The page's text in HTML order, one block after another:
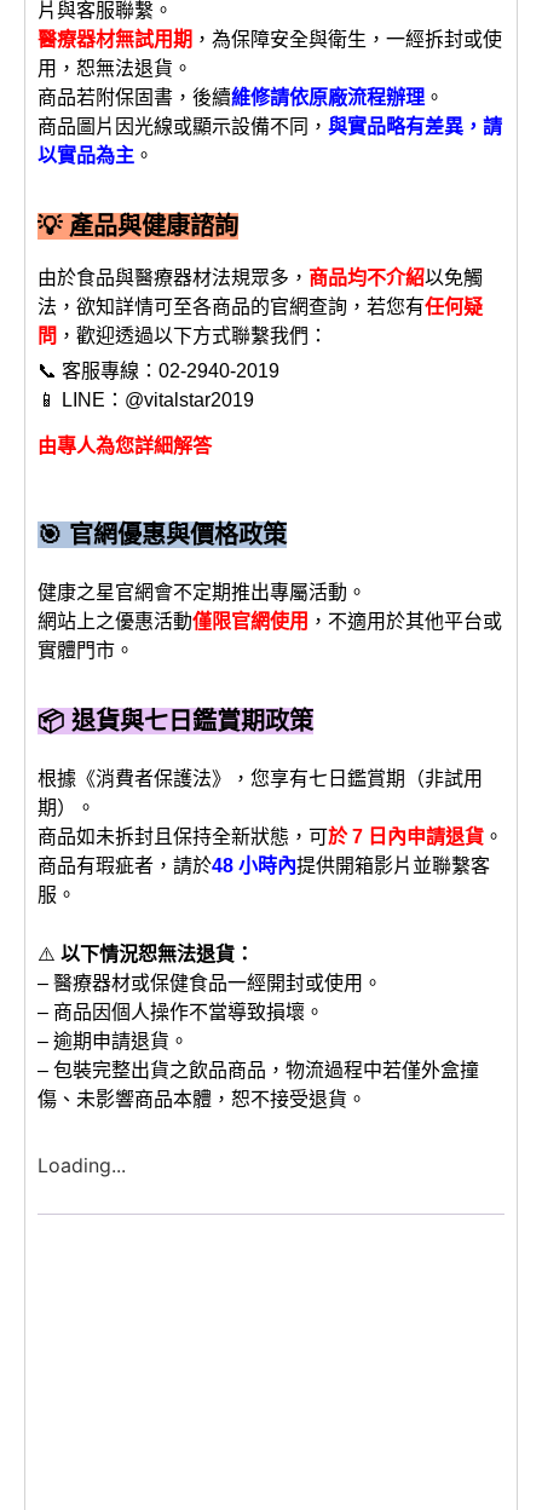
片與客服聯繫。
醫療器材無試用期 ，為保障安全與衛生，一經拆封或使
用，恕無法退貨。
商品若附保固書，後續維修請依原廠流程辦理 。
商品圖片因光線或顯示設備不同， 與實品略有差異，請
以實品為主 。
💡 產品與健康諮詢
由於食品與醫療器材法規眾多， 商品均不介紹以免觸
法，欲知詳情可至各商品的官網查詢，若您有任何疑
問 ，歡迎透過以下方式聯繫我們：
📞 客服專線：02-2940-2019
📱 LINE：@vitalstar2019
由專人為您詳細解答
🎯 官網優惠與價格政策
健康之星官網會不定期推出專屬活動。
網站上之優惠活動僅限官網使用 ，不適用於其他平台或
實體門市。
📦 退貨與七日鑑賞期政策
根據《消費者保護法》，您享有七日鑑賞期（非試用
期）。
商品如未拆封且保持全新狀態，可於 7 日內申請退貨 。
商品有瑕疵者，請於48 小時內提供開箱影片並聯繫客
服。
⚠️ 以下情況恕無法退貨：
– 醫療器材或保健食品一經開封或使用。
– 商品因個人操作不當導致損壞。
– 逾期申請退貨。
– 包裝完整出貨之飲品商品，物流過程中若僅外盒撞
傷、未影響商品本體，恕不接受退貨。
Loading...